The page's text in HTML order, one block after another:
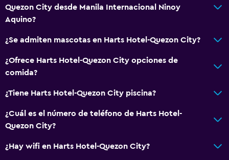
Quezon City desde Manila Internacional Ninoy
Aquino?
¿Se admiten mascotas en Harts Hotel-Quezon City?
¿Ofrece Harts Hotel-Quezon City opciones de
comida?
¿Tiene Harts Hotel-Quezon City piscina?
¿Cuál es el número de teléfono de Harts Hotel-
Quezon City?
¿Hay wifi en Harts Hotel-Quezon City?